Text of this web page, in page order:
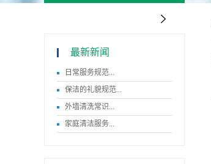
最新新闻
日常服务规范...
保洁的礼貌规范...
外墙清洗常识...
家庭清洁服务...